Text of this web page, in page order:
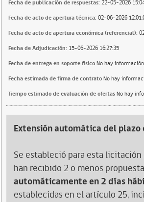
Fecha de publicación de respuestas: 22-05-2026
Fecha de acto de apertura técnica: 02-06-2026
Fecha de acto de apertura económica (referencial):
Fecha de Adjudicación: 15-06-2026 16:27:35
Fecha de entrega en soporte fisicoNo hay información
Fecha estimada de firma de contratoNo hay
Tiempo estimado de evaluación de ofertasNo hay
Extensión automática del plazo
Se estableció para esta
han recibido 2 o menos
automáticamente en 2 días
establecidas en el artículo 25,